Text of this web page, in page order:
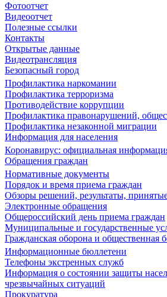
Фотоотчет
Видеоотчет
Полезные ссылки
Контакты
Открытые данные
Видеотрансляция
Безопасный город
Профилактика наркомании
Профилактика терроризма
Противодействие коррупции
Профилактика правонарушений,
Профилактика незаконной миграции
Информация для населения
Коронавирус: официальная
Обращения граждан
Нормативные документы
Порядок и время приема граждан
Обзоры решений, результаты,
Электронные обращения
Общероссийский день приема граждан
Муниципальные и государственные
Гражданская оборона и общественная
Информационные бюллетени
Телефоны экстренных служб
Информация о состоянии защиты
чрезвычайных ситуаций
Прокуратура